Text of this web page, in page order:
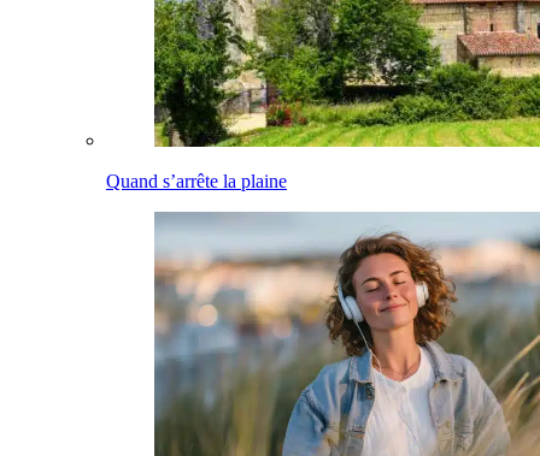
Quand s’arrête la plaine